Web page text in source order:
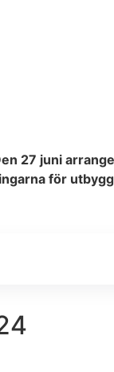
27 juni
för